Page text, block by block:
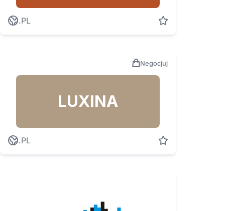
.PL
Negocjuj
LUXINA
.PL